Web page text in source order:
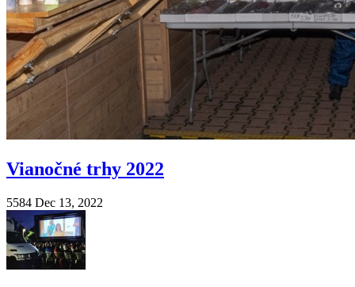
Vianočné trhy 2022
5584 Dec 13, 2022